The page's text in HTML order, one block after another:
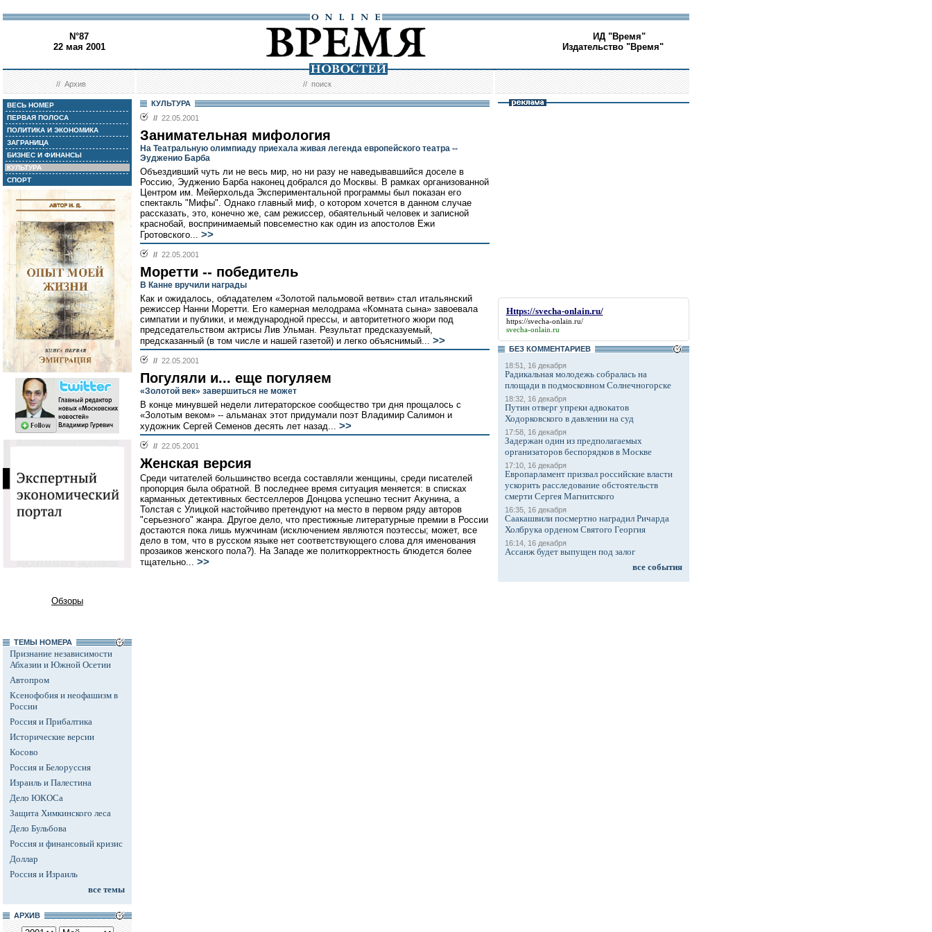
N°87
22 мая 2001
ИД "Время"
Издательство "Время"
//Архив //поиск
ВЕСЬ НОМЕР
ПЕРВАЯ ПОЛОСА
ПОЛИТИКА И ЭКОНОМИКА
ЗАГРАНИЦА
БИЗНЕС И ФИНАНСЫ
КУЛЬТУРА
СПОРТ
Обзоры
ТЕМЫ НОМЕРА
Признание независимости
Абхазии и Южной Осетии
Автопром
Ксенофобия и неофашизм в
России
Россия и Прибалтика
Исторические версии
Косово
Россия и Белоруссия
Израиль и Палестина
Дело ЮКОСа
Защита Химкинского леса
Дело Бульбова
Россия и финансовый кризис
Доллар
Россия и Израиль
все темы
АРХИВ
КУЛЬТУРА
// 22.05.2001
Занимательная мифология
На Театральную олимпиаду приехала живая легенда европейского театра --
Эудженио Барба
Объездивший чуть ли не весь мир, но ни разу не наведывавшийся доселе в
Россию, Эудженио Барба наконец добрался до Москвы. В рамках организованной
Центром им. Мейерхольда Экспериментальной программы был показан его
спектакль "Мифы". Однако главный миф, о котором хочется в данном случае
рассказать, это, конечно же, сам режиссер, обаятельный человек и записной
краснобай, воспринимаемый повсеместно как один из апостолов Ежи
Гротовского... >>
// 22.05.2001
Моретти -- победитель
В Канне вручили награды
Как и ожидалось, обладателем «Золотой пальмовой ветви» стал итальянский
режиссер Нанни Моретти. Его камерная мелодрама «Комната сына» завоевала
симпатии и публики, и международной прессы, и авторитетного жюри под
председательством актрисы Лив Ульман. Результат предсказуемый,
предсказанный (в том числе и нашей газетой) и легко объяснимый... >>
// 22.05.2001
Погуляли и... еще погуляем
«Золотой век» завершиться не может
В конце минувшей недели литераторское сообщество три дня прощалось с
«Золотым веком» -- альманах этот придумали поэт Владимир Салимон и
художник Сергей Семенов десять лет назад... >>
// 22.05.2001
Женская версия
Среди читателей большинство всегда составляли женщины, среди писателей
пропорция была обратной. В последнее время ситуация меняется: в списках
карманных детективных бестселлеров Донцова успешно теснит Акунина, а
Толстая с Улицкой настойчиво претендуют на место в первом ряду авторов
"серьезного" жанра. Другое дело, что престижные литературные премии в России
достаются пока лишь мужчинам (исключением являются поэтессы; может, все
дело в том, что в русском языке нет соответствующего слова для именования
прозаиков женского пола?). На Западе же политкорректность блюдется более
тщательно... >>
Https://svecha-onlain.ru/
https://svecha-onlain.ru/
svecha-onlain.ru
БЕЗ КОМMЕНТАРИЕВ
18:51, 16 декабря
Радикальная молодежь собралась на
площади в подмосковном Солнечногорске
18:32, 16 декабря
Путин отверг упреки адвокатов
Ходорковского в давлении на суд
17:58, 16 декабря
Задержан один из предполагаемых
организаторов беспорядков в Москве
17:10, 16 декабря
Европарламент призвал российские власти
ускорить расследование обстоятельств
смерти Сергея Магнитского
16:35, 16 декабря
Саакашвили посмертно наградил Ричарда
Холбрука орденом Святого Георгия
16:14, 16 декабря
Ассанж будет выпущен под залог
все события